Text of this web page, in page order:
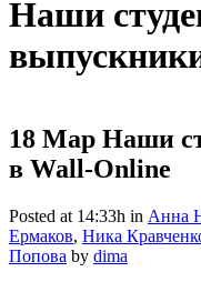
Наши
18 Мар Наши
в Wall-Online
Posted at 14:33h in Анна
Ермаков, Ника
Попова by dima